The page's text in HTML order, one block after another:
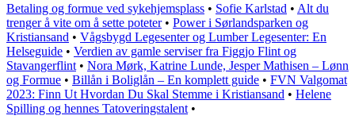
Betaling og formue ved sykehjemsplass • Sofie Karlstad • Alt du
trenger å vite om å sette poteter• Power i Sørlandsparken og
Kristiansand • Vågsbygd Legesenter og Lumber Legesenter: En
Helseguide • Verdien av gamle serviser fra Figgjo Flint og
Stavangerflint • Nora Mørk, Katrine Lunde, Jesper Mathisen – Lønn
og Formue • Billån i Boliglån – En komplett guide • FVN Valgomat
2023: Finn Ut Hvordan Du Skal Stemme i Kristiansand • Helene
Spilling og hennes Tatoveringstalent •